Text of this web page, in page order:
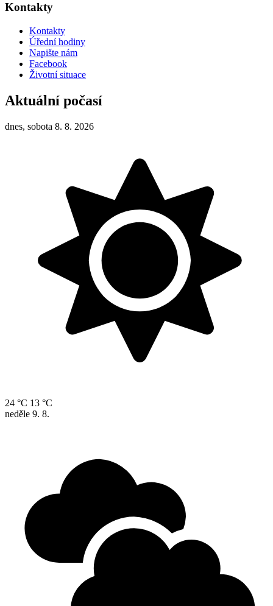
Kontakty
Kontakty
Úřední hodiny
Napište nám
Facebook
Životní situace
Aktuální počasí
dnes, sobota 8. 8. 2026
24 °C 13 °C
neděle 9. 8.